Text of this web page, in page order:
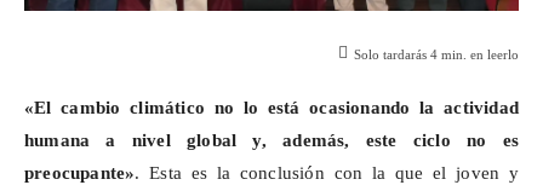
Solo tardarás 4 min. en leerlo
«El cambio climático no lo está ocasionando la actividad
humana a nivel global y, además, este ciclo no es
preocupante». Esta es la conclusión con la que el joven y